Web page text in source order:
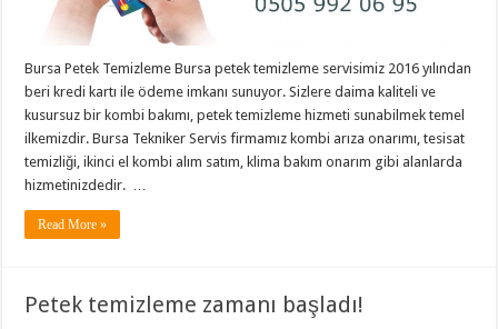
Bursa Petek Temizleme Bursa petek temizleme servisimiz 2016 yılından
beri kredi kartı ile ödeme imkanı sunuyor. Sizlere daima kaliteli ve
kusursuz bir kombi bakımı, petek temizleme hizmeti sunabilmek temel
ilkemizdir. Bursa Tekniker Servis firmamız kombi arıza onarımı, tesisat
temizliği, ikinci el kombi alım satım, klima bakım onarım gibi alanlarda
hizmetinizdedir. …
Read More »
Petek temizleme zamanı başladı!